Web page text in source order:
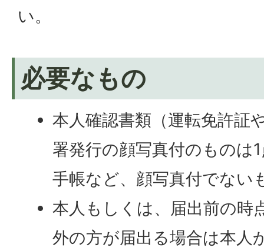
い。
必要なもの
本人確認書類（運転免許証
署発行の顔写真付のものは
手帳など、顔写真付でない
本人もしくは、届出前の時
外の方が届出る場合は本人